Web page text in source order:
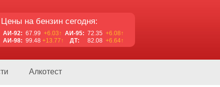
Цены на бензин сегодня:
АИ-92: 67.99 +6.03↑ АИ-95: 72.35 +6.08↑
АИ-98: 99.48 +13.77↑ ДТ: 82.08 +6.64↑
Алкотест